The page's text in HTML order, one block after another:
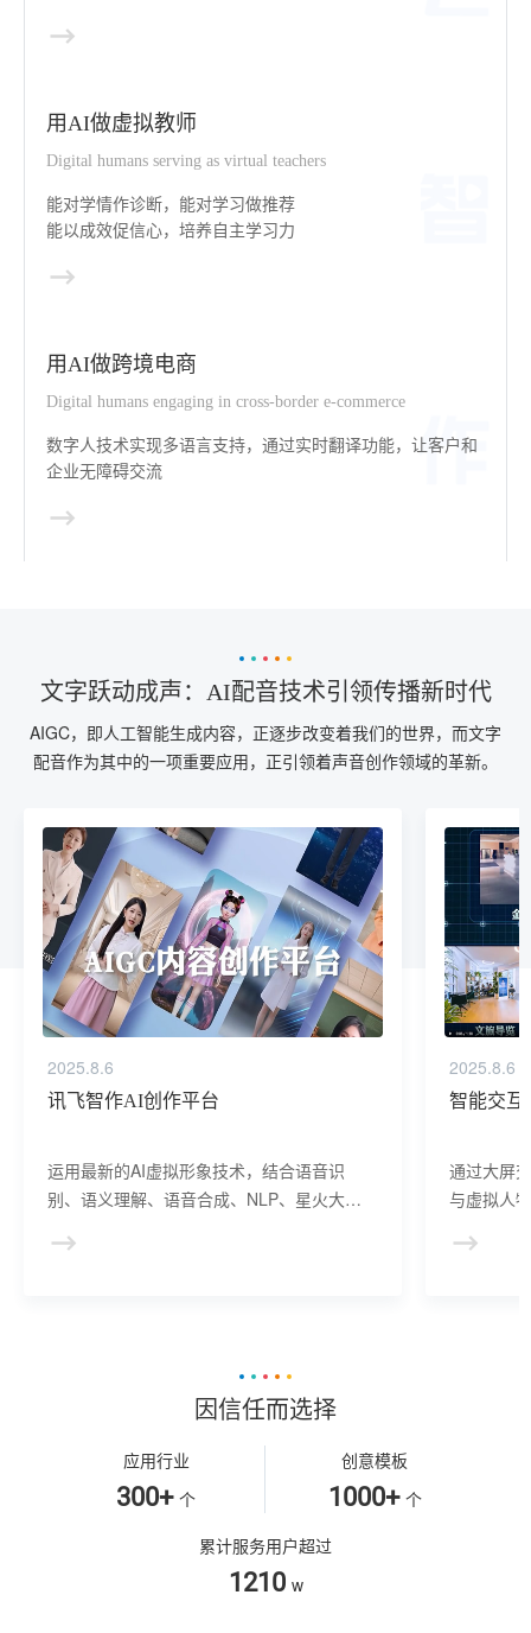
用AI做虚拟教师
Digital humans serving as virtual teachers
能对学情作诊断，能对学习做推荐
能以成效促信心，培养自主学习力
用AI做跨境电商
Digital humans engaging in cross-border e-commerce
数字人技术实现多语言支持，通过实时翻译功能，让客户和
企业无障碍交流
文字跃动成声：AI配音技术引领传播新时代
AIGC，即人工智能生成内容，正逐步改变着我们的世界，而文字
配音作为其中的一项重要应用，正引领着声音创作领域的革新。
2025.8.6
讯飞智作AI创作平台
运用最新的AI虚拟形象技术，结合语音识
别、语义理解、语音合成、NLP、星火大模
建、AI驱动、多模态交互的多场景虚拟人产
2025.8.6
智能交互
通过大屏
与虚拟人
景，可广
因信任而选择
应用行业
300+ 个
创意模板
1000+ 个
累计服务用户超过
1210 w